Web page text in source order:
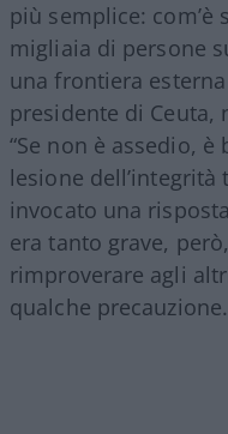
più semplice: com’è
migliaia di persone
una frontiera
presidente di Ceuta,
“Se non è assedio,
lesione
invocato una
era tanto grave,
rimproverare agli
qualche precauzione.